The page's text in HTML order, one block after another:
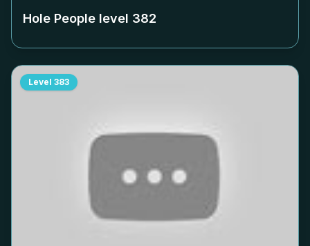
Hole People level 382
Level 383